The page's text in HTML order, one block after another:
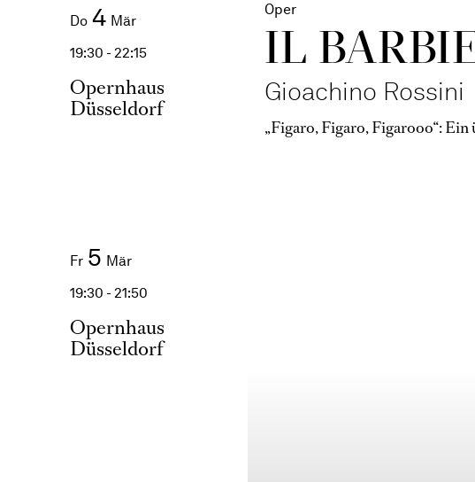
Do 4 Mär
19:30 - 22:15
Opernhaus
Düsseldorf
Oper
IL
Gioachino Rossini
„Figaro, Figaro, Figarooo“:
Fr 5 Mär
19:30 - 21:50
Opernhaus
Düsseldorf